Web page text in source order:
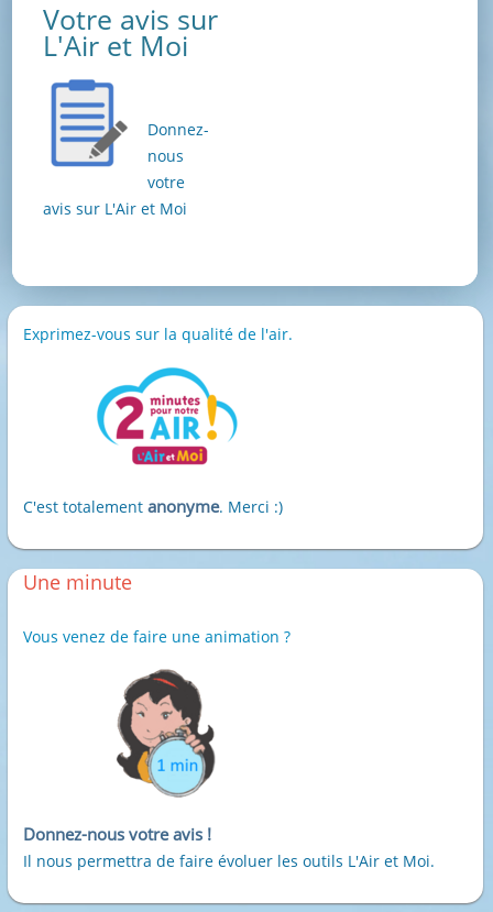
Votre avis sur
L'Air et Moi
Donnez-
nous
votre
avis sur L'Air et Moi
Exprimez-vous sur la qualité de l'air.
C'est totalement anonyme. Merci :)
Une minute
Vous venez de faire une animation ?
Donnez-nous votre avis !
Il nous permettra de faire évoluer les outils L'Air et Moi.